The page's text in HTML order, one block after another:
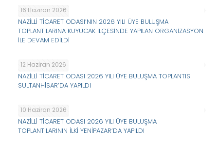
16 Haziran 2026
NAZİLLİ TİCARET ODASI’NIN 2026 YILI ÜYE BULUŞMA
TOPLANTILARINA KUYUCAK İLÇESİNDE YAPILAN ORGANİZASYON
İLE DEVAM EDİLDİ
12 Haziran 2026
NAZİLLİ TİCARET ODASI 2026 YILI ÜYE BULUŞMA TOPLANTISI
SULTANHİSAR’DA YAPILDI
10 Haziran 2026
NAZİLLİ TİCARET ODASI 2026 YILI ÜYE BULUŞMA
TOPLANTILARININ İLKİ YENİPAZAR’DA YAPILDI